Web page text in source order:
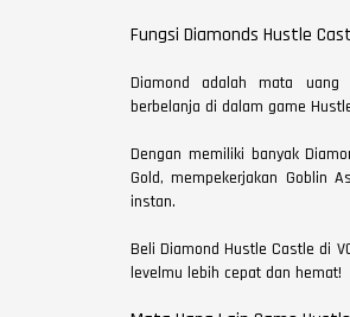
Fungsi Diamonds Hustle
Diamond adalah mata
berbelanja di dalam game
Dengan memiliki banyak
Gold, mempekerjakan Goblin
instan.
Beli Diamond Hustle Castle di
levelmu lebih cepat dan hemat!